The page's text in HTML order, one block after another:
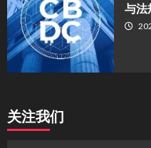
与法
关注我们